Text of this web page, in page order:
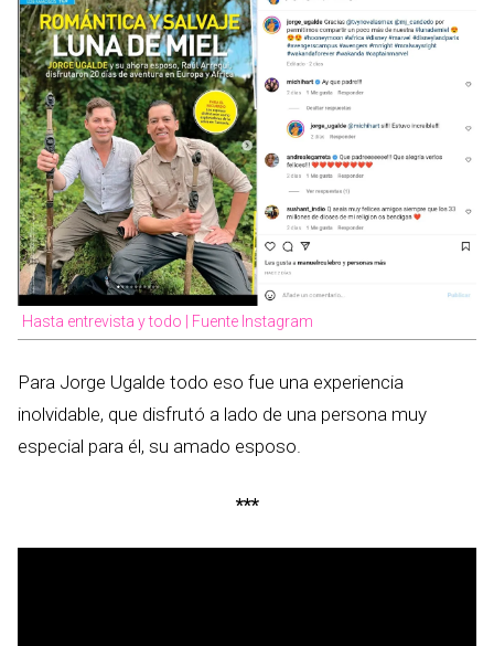
Hasta entrevista y todo | Fuente Instagram
Para Jorge Ugalde todo eso fue una experiencia
inolvidable, que disfrutó a lado de una persona muy
especial para él, su amado esposo.
***